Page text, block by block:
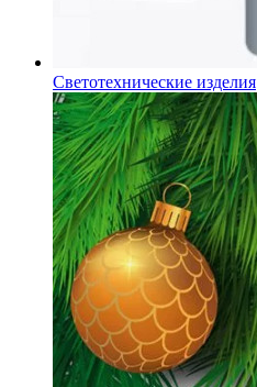
Светотехнические изделия